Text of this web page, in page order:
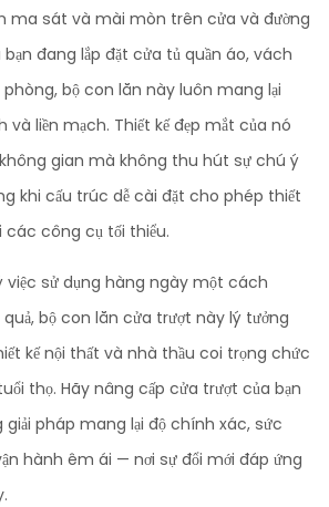
ma sát và mài mòn trên cửa và đường
đang lắp đặt cửa tủ quần áo, vách
bộ con lăn này luôn mang lại
và liền mạch. Thiết kế đẹp mắt của nó
gian mà không thu hút sự chú ý
khi cấu trúc dễ cài đặt cho phép thiết
các công cụ tối thiểu.
việc sử dụng hàng ngày một cách
bộ con lăn cửa trượt này lý tưởng
kế nội thất và nhà thầu coi trọng chức
thọ. Hãy nâng cấp cửa trượt của bạn
pháp mang lại độ chính xác, sức
hành êm ái — nơi sự đổi mới đáp ứng